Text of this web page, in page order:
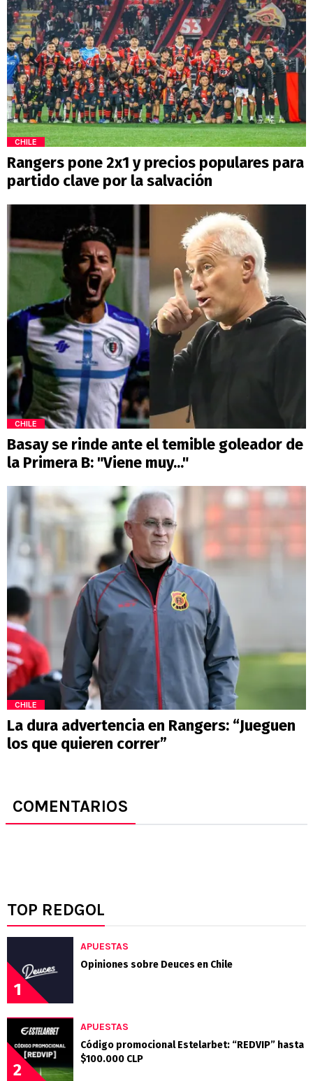
CHILE
Rangers pone 2x1 y precios populares para
partido clave por la salvación
CHILE
Basay se rinde ante el temible goleador de
la Primera B: "Viene muy..."
CHILE
La dura advertencia en Rangers: “Jueguen
los que quieren correr”
COMENTARIOS
TOP REDGOL
1
APUESTAS
Opiniones sobre Deuces en Chile
2
APUESTAS
Código promocional Estelarbet: “REDVIP” hasta
$100.000 CLP